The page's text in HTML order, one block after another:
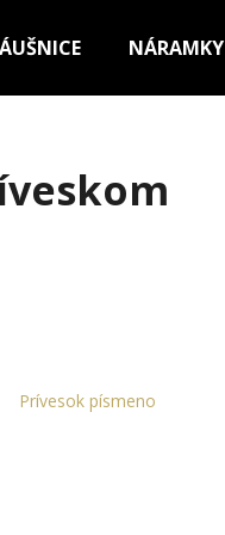
NÁRAMKY
Prívesok písmeno